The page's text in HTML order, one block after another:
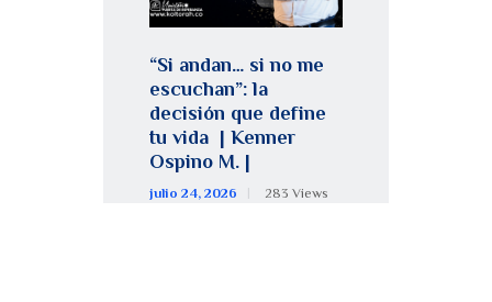
“Si andan… si no me
escuchan”: la
decisión que define
tu vida | Kenner
Ospino M. |
julio 24, 2026 283 Views